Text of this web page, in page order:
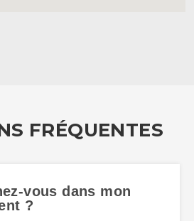
FRÉQUENTES
vous dans mon
?